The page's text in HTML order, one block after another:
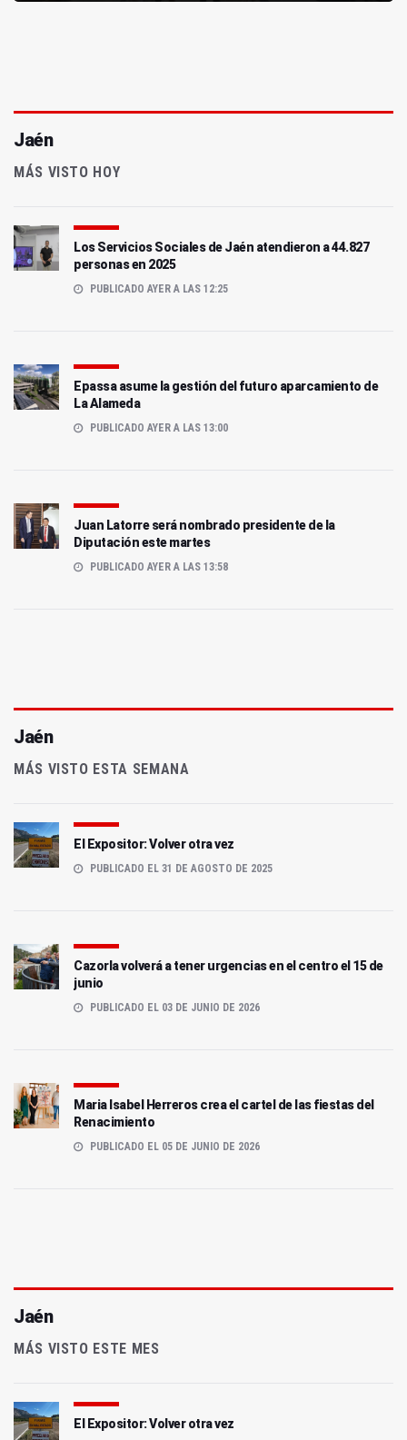
Jaén
MÁS VISTO HOY
Los Servicios Sociales de Jaén atendieron a 44.827
personas en 2025
PUBLICADO AYER A LAS 12:25
Epassa asume la gestión del futuro aparcamiento de
La Alameda
PUBLICADO AYER A LAS 13:00
Juan Latorre será nombrado presidente de la
Diputación este martes
PUBLICADO AYER A LAS 13:58
Jaén
MÁS VISTO ESTA SEMANA
El Expositor: Volver otra vez
PUBLICADO EL 31 DE AGOSTO DE 2025
Cazorla volverá a tener urgencias en el centro el 15 de
junio
PUBLICADO EL 03 DE JUNIO DE 2026
Maria Isabel Herreros crea el cartel de las fiestas del
Renacimiento
PUBLICADO EL 05 DE JUNIO DE 2026
Jaén
MÁS VISTO ESTE MES
El Expositor: Volver otra vez